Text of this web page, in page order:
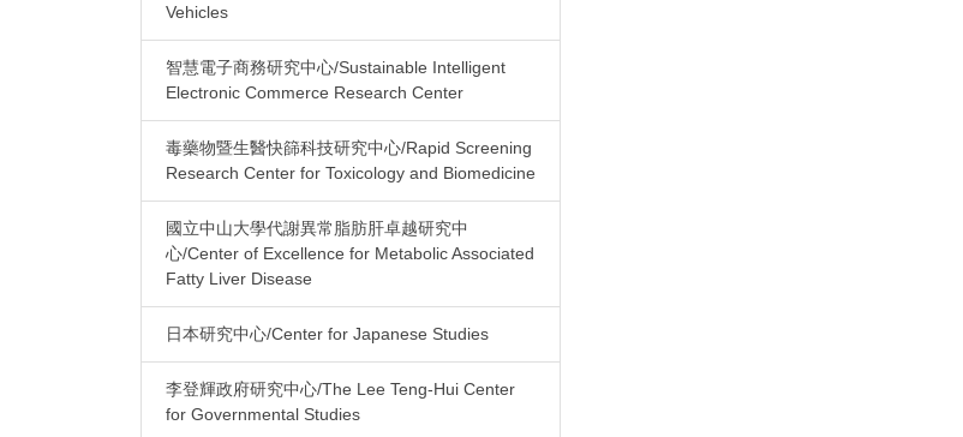
Vehicles
智慧電子商務研究中心/Sustainable Intelligent
Electronic Commerce Research Center
毒藥物暨生醫快篩科技研究中心/Rapid Screening
Research Center for Toxicology and Biomedicine
國立中山大學代謝異常脂肪肝卓越研究中
心/Center of Excellence for Metabolic Associated
Fatty Liver Disease
日本研究中心/Center for Japanese Studies
李登輝政府研究中心/The Lee Teng-Hui Center
for Governmental Studies